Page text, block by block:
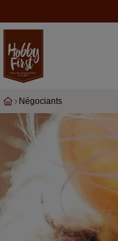
Négociants